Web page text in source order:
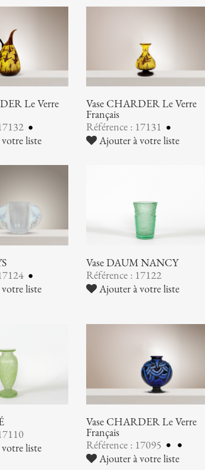
Le Verre
liste
Vase CHARDER Le Verre
Français
Référence : 17131
Ajouter à votre liste
liste
Vase DAUM NANCY
Référence : 17122
Ajouter à votre liste
liste
Vase CHARDER Le Verre
Français
Référence : 17095
Ajouter à votre liste